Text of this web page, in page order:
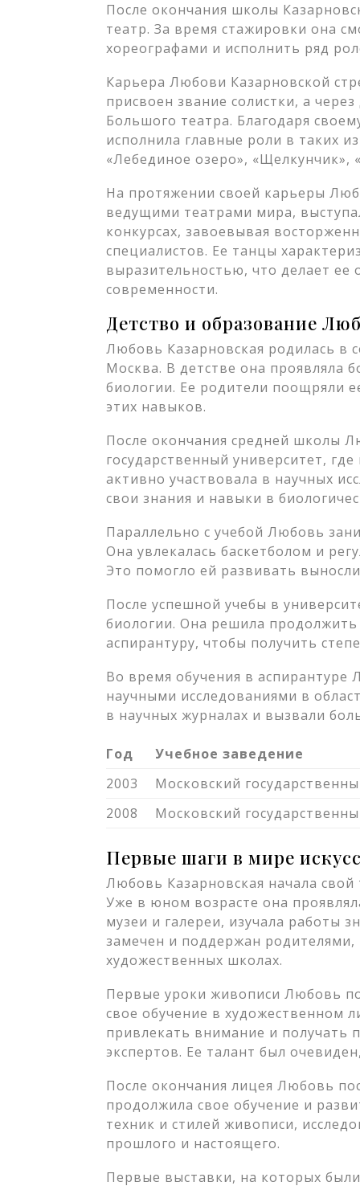
После окончания школы
театр. За время стажировки она
хореографами и исполнить ряд
Карьера Любови Казарновской
присвоен звание солистки, а
Большого театра. Благодаря
исполнила главные роли в таких
«Лебединое озеро», «Щелкунчик»,
На протяжении своей карьеры
ведущими театрами мира,
конкурсах, завоевывая
специалистов. Ее танцы
выразительностью, что делает
современности.
Детство и образование
Любовь Казарновская родилась в
Москва. В детстве она проявляла
биологии. Ее родители поощряли
этих навыков.
После окончания средней школы
государственный университет,
активно участвовала в научных
свои знания и навыки в
Параллельно с учебой Любовь
Она увлекалась баскетболом и
Это помогло ей развивать
После успешной учебы в
биологии. Она решила продолжить
аспирантуру, чтобы получить
Во время обучения в
научными исследованиями в
в научных журналах и вызвали
Год Учебное заведение
2003
Московский
2008
Московский
Первые шаги в мире
Любовь Казарновская начала свой
Уже в юном возрасте она
музеи и галереи, изучала работы
замечен и поддержан родителями,
художественных школах.
Первые уроки живописи Любовь
свое обучение в художественном
привлекать внимание и получать
экспертов. Ее талант был
После окончания лицея Любовь
продолжила свое обучение и
техник и стилей живописи,
прошлого и настоящего.
Первые выставки, на которых